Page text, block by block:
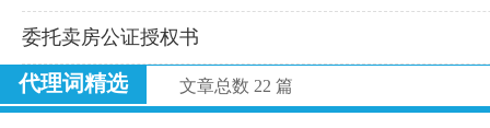
委托卖房公证授权书
代理词精选 文章总数 22 篇